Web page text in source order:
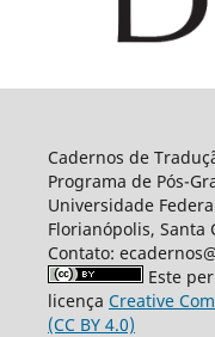
Cadernos de
Programa de Pós-
Universidade
Florianópolis, Santa
Contato:
Este
licença Creative
(CC BY 4.0)